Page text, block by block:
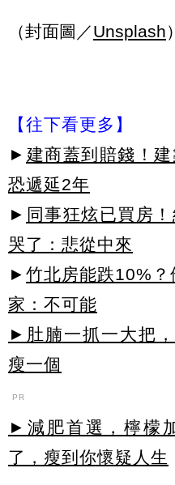
（封面圖／Unsplash）
【往下看更多】
► 建商蓋到賠錢！
恐遞延2年
► 同事狂炫已買房
哭了：悲從中來
► 竹北房能跌10%
家：不可能
►肚腩一抓一大把
瘦一個
PR
►減肥首選，檸檬
了，瘦到你懷疑人生